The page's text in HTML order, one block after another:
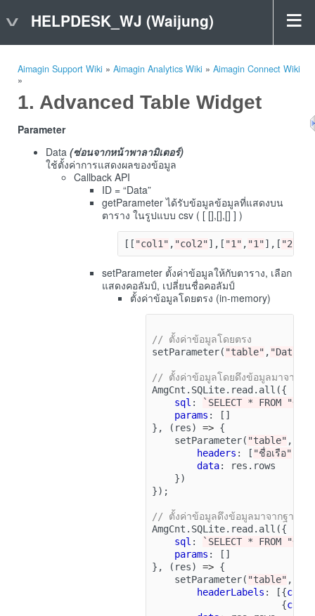
HELPDESK_WJ (Waijung)
Aimagin Support Wiki » Aimagin Analytics Wiki » Aimagin Connect Wiki
»
Advanced Table Widget
Parameter
Data (ซ่อนจากหน้าพาลามิเตอร์)
ใช้ตั้งค่าการแสดงผลของข้อมูล
Callback API
ID = “Data”
getParameter ได้รับข้อมูลข้อมูลที่แสดงบน
ตาราง ในรูปแบบ csv ( [ [],[],[] ] )
[[ "col1" , "col2"],[ "1" , "1"],[ "2"
setParameter ตั้งค่าข้อมูลให้กับตาราง, เลือก
แสดงคอลัมป์, เปลี่ยนชื่อคอลัมป์
ตั้งค่าข้อมูลโดยตรง (in-memory)
// ตั้งค่าข้อมูลโดยตรง
setParameter( "table" , "Data"
// ตั้งค่าข้อมูลโดยดึงข้อมูลมาจากฐ
AmgCnt . SQLite. read . all ({
sql :
`SELECT * FROM "ข้อ
params :
[]
},
( res) => {
setParameter( "table" ,
headers : [ "ชื่อเรือ"
data: res . rows
})
});
// ตั้งค่าข้อมูลดึงข้อมูลมาจากฐาน
AmgCnt . SQLite. read . all ({
sql :
`SELECT * FROM "ข้อ
params :
[]
},
( res) => {
setParameter( "table" ,
headerLabels : [{
{